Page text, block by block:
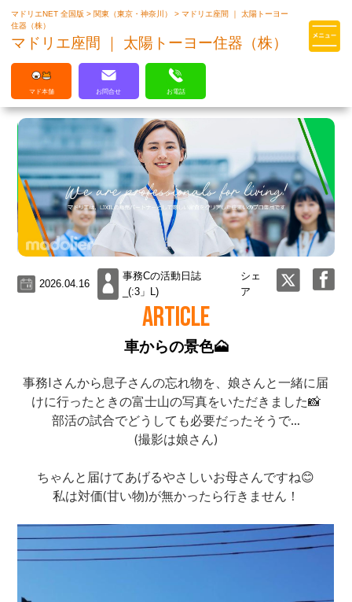
マドリエはLIXILの厳しい基準を
マドリエNET 全国版> 関東（東京・神奈川）>マドリエ座間 ｜ 太陽トーヨー
住器（株）
マドリエ座間 ｜ 太陽トーヨー住器（株）
マド本舗 お問合せ お電話
2026.04.16
事務Cの活動日誌
_(:3」L)
シェ
ア
ARTICLE
車からの景色🗻